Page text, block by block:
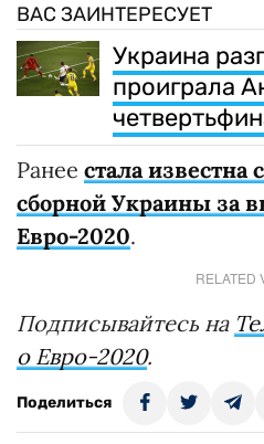
ВАС ЗАИНТЕРЕСУЕТ
Украина
проиграла
Ранее стала
сборной Украины за
Евро-2020.
RELATED
Подписывайтесь на
о Евро-2020.
Поделиться